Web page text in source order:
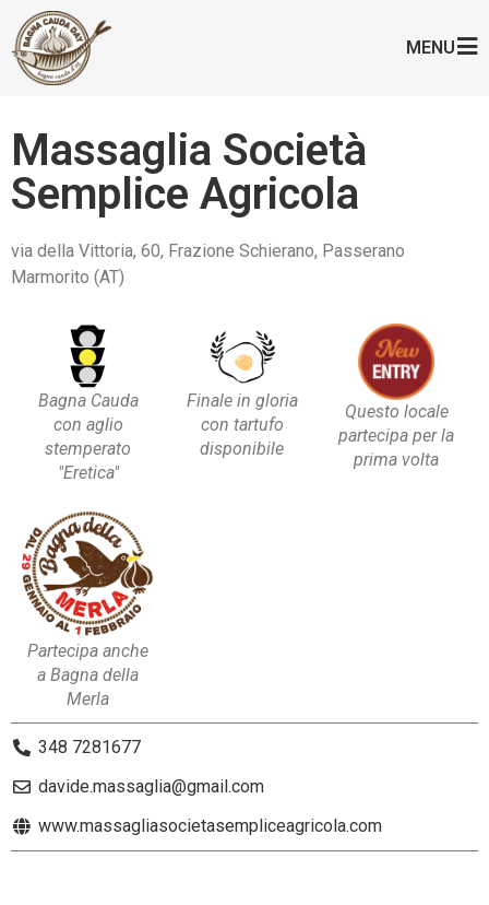
MENU
Massaglia Società
Semplice Agricola
via della Vittoria, 60, Frazione Schierano, Passerano
Marmorito (AT)
Bagna Cauda
con aglio
stemperato
"Eretica"
Finale in gloria
con tartufo
disponibile
Questo locale
partecipa per la
prima volta
Partecipa anche
a Bagna della
Merla
348 7281677
davide.massaglia@gmail.com
www.massagliasocietasempliceagricola.com